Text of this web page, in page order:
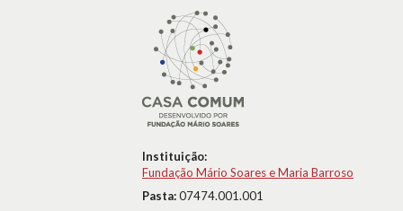
Instituição:
Fundação Mário Soares e Maria Barroso
Pasta:07474.001.001